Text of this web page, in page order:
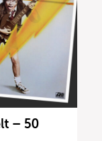
– 50